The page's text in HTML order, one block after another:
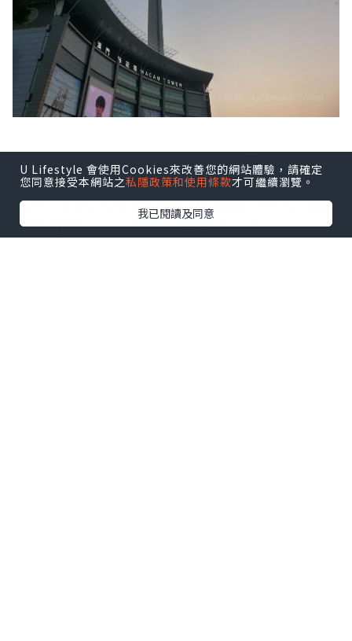
U Lifestyle 會使用Cookies來改善您的網站體驗，請確定
您同意接受本網站之私隱政策和使用條款才可繼續瀏覽。
我已閱讀及同意
自助晚餐18:30開始, 小飛浪提早一點到達
先參觀觀光層。現在暫時只有美高梅、新
葡京酒店及上葡京酒店提供發財車來往澳
門旅遊塔, 而小飛浪就乘坐巴士到達。